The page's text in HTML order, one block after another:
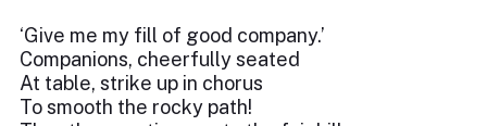
‘Give me my fill of good company.’
Companions, cheerfully seated
At table, strike up in chorus
To smooth the rocky path!